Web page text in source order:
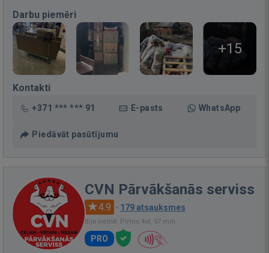
Darbu piemēri
+15
Kontakti
+371 *** *** 91 E-pasts WhatsApp
Piedāvāt pasūtījumu
CVN Pārvākšanās serviss
4.9 · 179 atsauksmes
Bija vietnē: Pirms 4st. 57 min.
PRO